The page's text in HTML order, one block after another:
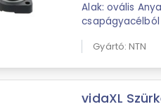
Alak: ovális Anyag: szürkeöntvény, a csapágy standard
Gyártó: NTN
vidaXL